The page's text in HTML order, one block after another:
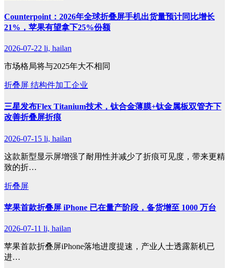
Counterpoint：2026年全球折叠屏手机出货量预计同比增长
21%，苹果有望拿下25%份额
2026-07-22 li, hailan
市场格局将与2025年大不相同
折叠屏 结构件加工企业
三星发布Flex Titanium技术，钛合金薄膜+钛金属板双管齐下
改善折叠屏折痕
2026-07-15 li, hailan
这款新型显示屏增强了耐用性并减少了折痕可见度，带来更精
致的折…
折叠屏
苹果首款折叠屏 iPhone 已在量产阶段，备货增至 1000 万台
2026-07-11 li, hailan
苹果首款折叠屏iPhone落地进度提速，产业人士透露新机已
进…